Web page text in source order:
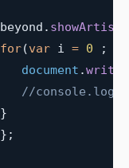
beyond . showArtist
for(var i = 0 ;
document .
//
}
} ;